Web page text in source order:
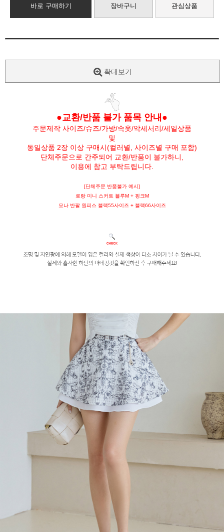
바로 구매하기 장바구니 관심상품
확대보기
●교환/반품 불가 품목 안내●
주문제작 사이즈/슈즈/가방/속옷/악세서리/세일상품
및
동일상품 2장 이상 구매시(컬러별, 사이즈별 구매 포함)
단체주문으로 간주되어 교환/반품이 불가하니,
이용에 참고 부탁드립니다.
[단체주문 반품불가 예시]
로랑 미니 스커트 블루M + 핑크M
모나 반팔 원피스 블랙55사이즈 + 블랙66사이즈